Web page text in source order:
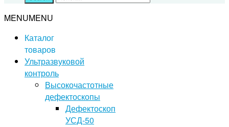
MENUMENU
Каталог
товаров
Ультразвуковой
контроль
Высокочастотные
дефектоскопы
Дефектоскоп
УСД-50